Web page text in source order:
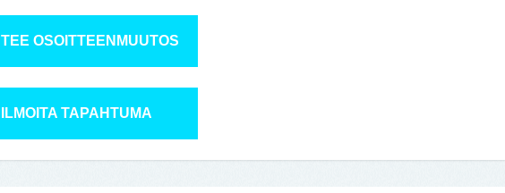
TEE OSOITTEENMUUTOS
ILMOITA TAPAHTUMA